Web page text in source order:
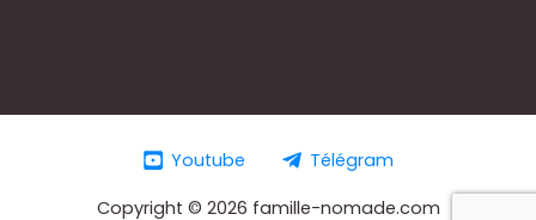
Youtube
Télégram
Copyright © 2026 famille-nomade.com